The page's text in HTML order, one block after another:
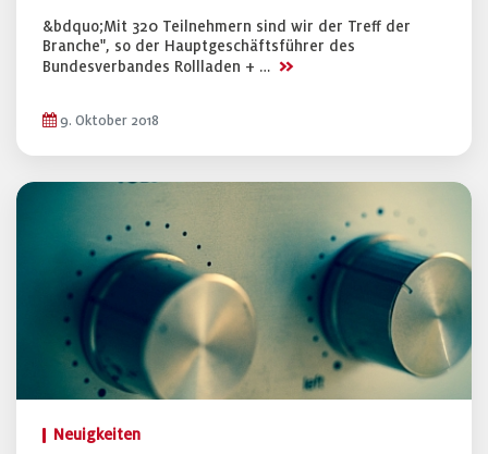
&bdquo;Mit 320 Teilnehmern sind wir der Treff der
Branche", so der Hauptgeschäftsführer des
Bundesverbandes Rollladen + … >>
9. Oktober 2018
Neuigkeiten